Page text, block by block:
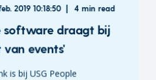
2019 10:18:50 4 min read
software draagt bij
events'
is bij USG People